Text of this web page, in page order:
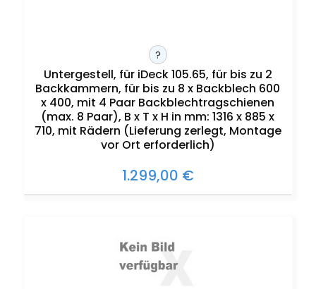
?
Untergestell, für iDeck 105.65, für bis zu 2
Backkammern, für bis zu 8 x Backblech 600
x 400, mit 4 Paar Backblechtragschienen
(max. 8 Paar), B x T x H in mm: 1316 x 885 x
710, mit Rädern (Lieferung zerlegt, Montage
vor Ort erforderlich)
1.299,00 €